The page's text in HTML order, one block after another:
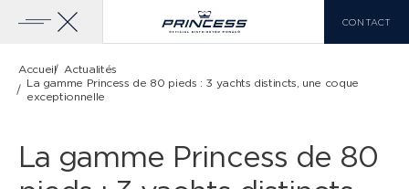
CONTACT
GAMME PRINCESS
CLASSE X VOIR PLUS
Accueil Actualités
La gamme Princess de 80 pieds : 3 yachts distincts, une coque
exceptionnelle
La gamme Princess de 80